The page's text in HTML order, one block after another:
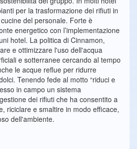
per la trasformazione dei rifiuti in
del personale. Forte è
energetico con l’implementazione
hotel. La politica di Cinnamon,
e ottimizzare l'uso dell'acqua
e sotterranee cercando al tempo
le acque reflue per ridurre
Tenendo fede al motto “riduci e
in campo un sistema
dei rifiuti che ha consentito a
riciclare e smaltire in modo efficace,
dell'ambiente.